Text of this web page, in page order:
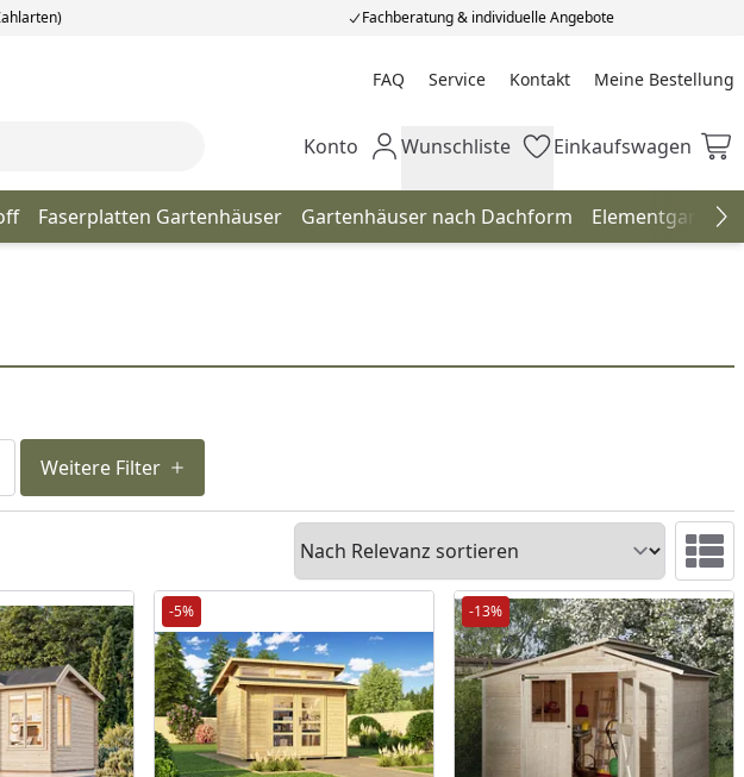
Fachberatung & individuelle Angebote
FAQ Service Kontakt Meine Bestellung
Meine Bestellung
Mein Konto
Konto Wunschliste
Wunschliste Einkaufswagen
Einkaufswagen
Faserplatten Gartenhäuser Gartenhäuser nach Dachform
Weitere Filter
Sortieren
-5% -13%